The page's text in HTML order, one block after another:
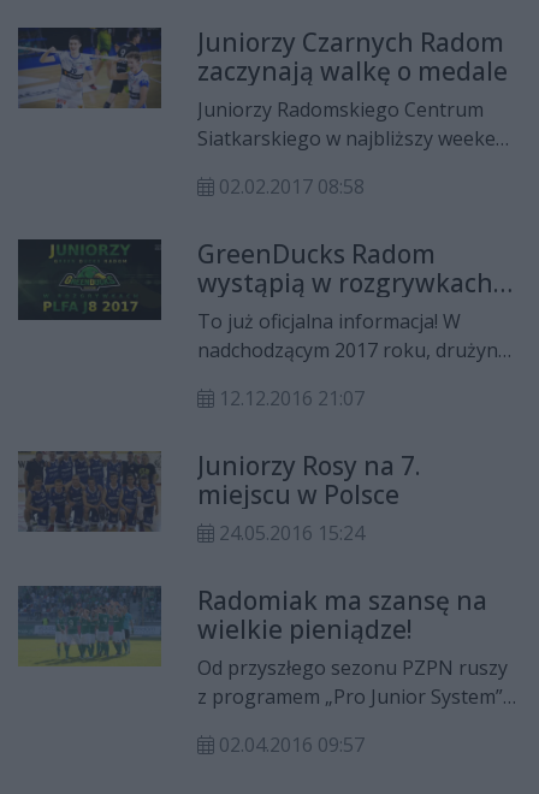
medal, a tym samym wywalczyli
awans do ćwierćfinałów Pucharu
Polski!
Juniorzy Czarnych Radom
zaczynają walkę o medale
Juniorzy Radomskiego Centrum
Siatkarskiego w najbliższy weekend
finałowym Mistrzostw Mazowsza.
drużyny województwa
Mazowieckiego.
02.02.2017 08:58
GreenDucks Radom
wystąpią w rozgrywkach
juniorskich!
To już oficjalna informacja! W
nadchodzącym 2017 roku, drużyna
mieście, GreenDucks Radom
Polskiej Ligi Futbolu
Amerykańskiego! - Dziękujemy
wszystkim tym, którzy pomogli nam
12.12.2016 21:07
Juniorzy Rosy na 7.
miejscu w Polsce
24.05.2016 15:24
Radomiak ma szansę na
wielkie pieniądze!
Od przyszłego sezonu PZPN ruszy
z programem „Pro Junior System”,
do gry młodych zawodników. Kluby
02.04.2016 09:57